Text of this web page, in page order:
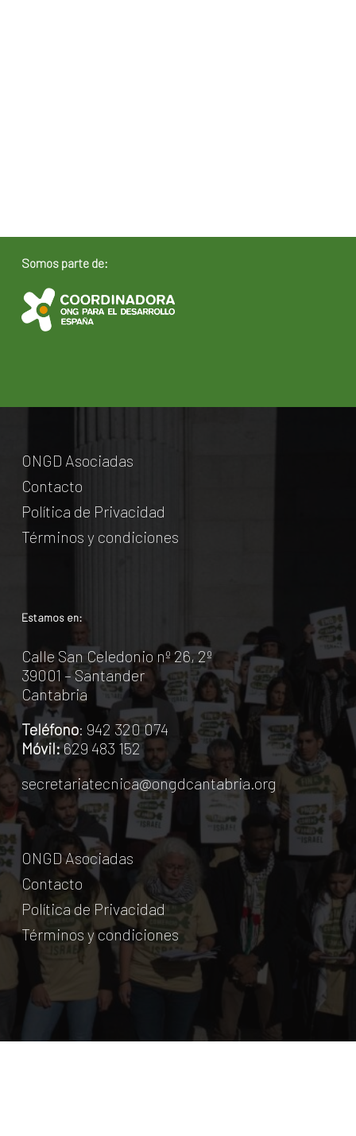
Somos parte de:
ONGD Asociadas
Contacto
Política de Privacidad
Términos y condiciones
Estamos en:
Calle San Celedonio nº 26, 2º
39001 – Santander
Cantabria
Teléfono: 942 320 074
Móvil:629 483 152
secretariatecnica@ongdcantabria.org
ONGD Asociadas
Contacto
Política de Privacidad
Términos y condiciones